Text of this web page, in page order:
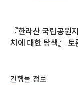
『한라산 국립공
치에 대한 탐색』 토
간행물 정보